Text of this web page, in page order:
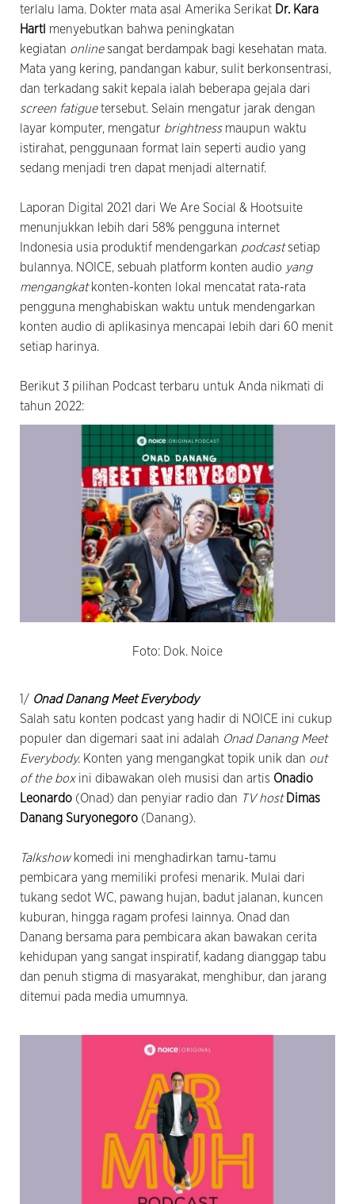
terlalu lama. Dokter mata asal Amerika Serikat Dr. Kara
Hartl menyebutkan bahwa peningkatan
kegiatan onlinesangat berdampak bagi kesehatan mata.
Mata yang kering, pandangan kabur, sulit berkonsentrasi,
dan terkadang sakit kepala ialah beberapa gejala dari
screen fatiguetersebut. Selain mengatur jarak dengan
layar komputer, mengatur brightness maupun waktu
istirahat, penggunaan format lain seperti audio yang
sedang menjadi tren dapat menjadi alternatif.
Laporan Digital 2021 dari We Are Social & Hootsuite
menunjukkan lebih dari 58% pengguna internet
Indonesia usia produktif mendengarkan podcastsetiap
bulannya. NOICE, sebuah platform konten audio yang
mengangkat konten-konten lokal mencatat rata-rata
pengguna menghabiskan waktu untuk mendengarkan
konten audio di aplikasinya mencapai lebih dari 60 menit
setiap harinya.
Berikut 3 pilihan Podcast terbaru untuk Anda nikmati di
tahun 2022:
Foto: Dok. Noice
1/ Onad Danang Meet Everybody
Salah satu konten podcast yang hadir di NOICE ini cukup
populer dan digemari saat ini adalah Onad Danang Meet
Everybody. Konten yang mengangkat topik unik dan out
of the boxini dibawakan oleh musisi dan artis Onadio
Leonardo (Onad) dan penyiar radio dan TV host Dimas
Danang Suryonegoro (Danang).
Talkshow komedi ini menghadirkan tamu-tamu
pembicara yang memiliki profesi menarik. Mulai dari
tukang sedot WC, pawang hujan, badut jalanan, kuncen
kuburan, hingga ragam profesi lainnya. Onad dan
Danang bersama para pembicara akan bawakan cerita
kehidupan yang sangat inspiratif, kadang dianggap tabu
dan penuh stigma di masyarakat, menghibur, dan jarang
ditemui pada media umumnya.